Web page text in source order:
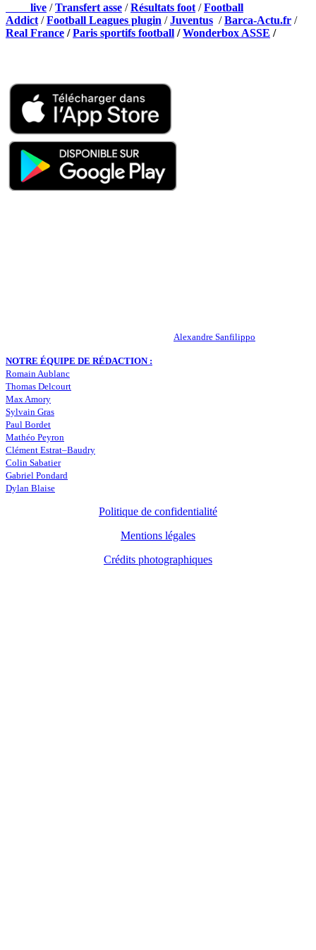
live /Transfert asse /Résultats foot /Football
Addict /Football Leagues plugin /Juventus /Barca-Actu.fr /
Real France /Paris sportifs football /Wonderbox ASSE /
Alexandre Sanfilippo
NOTRE ÉQUIPE DE RÉDACTION :
Romain Aublanc
Thomas Delcourt
Max Amory
Sylvain Gras
Paul Bordet
Mathéo Peyron
Clément Estrat–Baudry
Colin Sabatier
Gabriel Pondard
Dylan Blaise
Politique de confidentialité
Mentions légales
Crédits photographiques